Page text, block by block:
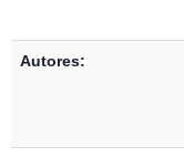
Autores: